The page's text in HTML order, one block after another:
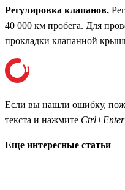
Регулировка клапанов.
40 000 км пробега. Для
прокладки клапанной
Если вы нашли ошибку,
текста и нажмите Ctrl+Enter
Еще интересные статьи